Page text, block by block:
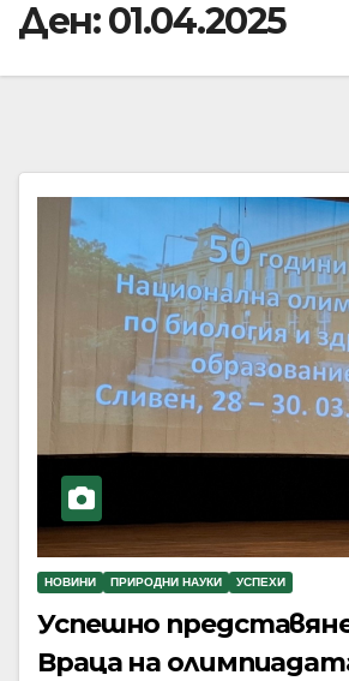
Ден:01.04.2025
НОВИНИ ПРИРОДНИ НАУКИ УСПЕХИ
Успешно
Враца на